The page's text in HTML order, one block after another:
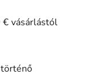
€ vásárlástól